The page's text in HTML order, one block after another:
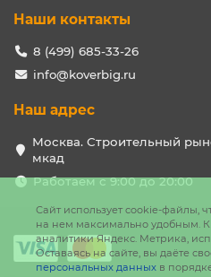
Сайт использует cookie-файлы,
на нем максимально удобным.
аналитики Яндекс. Метрика,
Оставаясь на сайте, вы даёте
персональных данных в
Наши контакты
8 (499) 685-33-26
info@koverbig.ru
Наш адрес
Москва. Строительный
мкад
Работаем с 9:00 до 20:00